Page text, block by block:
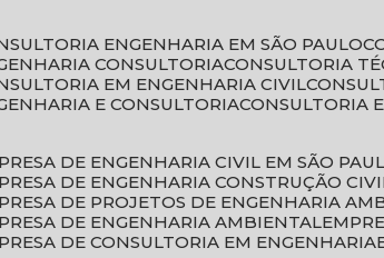
ENGENHARIA EM SÃO PAULO
CONSULTORIA CONSULTORIA
EM ENGENHARIA CIVIL
E CONSULTORIA CONSULTORIA
DE ENGENHARIA CIVIL EM SÃO
DE ENGENHARIA CONSTRUÇÃO
DE PROJETOS DE ENGENHARIA
DE ENGENHARIA AMBIENTAL
DE CONSULTORIA EM ENGENHARIA